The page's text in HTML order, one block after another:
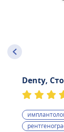
Denty,